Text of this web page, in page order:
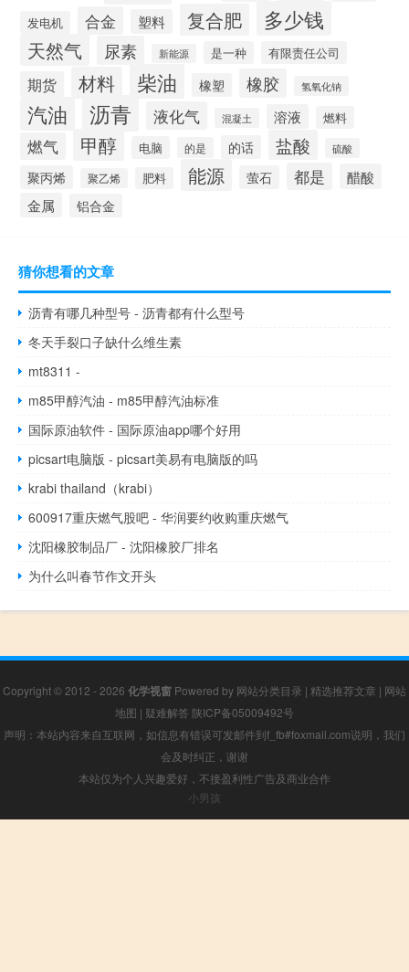
发电机 合金 塑料 复合肥 多少钱
天然气 尿素 新能源 是一种 有限责任公司
期货 材料 柴油 橡塑 橡胶 氢氧化钠
汽油 沥青 液化气 混凝土 溶液 燃料
燃气 甲醇 电脑 的是 的话 盐酸 硫酸
聚丙烯 聚乙烯 肥料 能源 萤石 都是 醋酸
金属 铝合金
猜你想看的文章
沥青有哪几种型号 - 沥青都有什么型号
冬天手裂口子缺什么维生素
mt8311 -
m85甲醇汽油 - m85甲醇汽油标准
国际原油软件 - 国际原油app哪个好用
picsart电脑版 - picsart美易有电脑版的吗
krabi thailand（krabi）
600917重庆燃气股吧 - 华润要约收购重庆燃气
沈阳橡胶制品厂 - 沈阳橡胶厂排名
为什么叫春节作文开头
Copyright © 2012 - 2026 化学视窗 Powered by 网站分类目录 | 精选推荐文章 | 网站
地图 | 疑难解答 陕ICP备05009492号
声明：本站内容来自互联网，如信息有错误可发邮件到f_fb#foxmail.com说明，我们
会及时纠正，谢谢
本站仅为个人兴趣爱好，不接盈利性广告及商业合作
小男孩